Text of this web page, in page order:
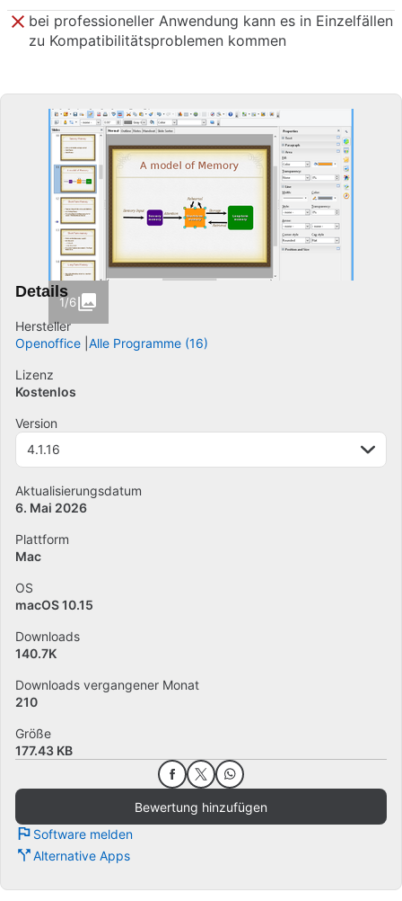
bei professioneller Anwendung kann es in Einzelfällen
zu Kompatibilitätsproblemen kommen
1/6
Details
Hersteller
Openoffice Alle Programme (16)
Lizenz
Kostenlos
Version
4.1.16
Aktualisierungsdatum
6. Mai 2026
Plattform
Mac
OS
macOS 10.15
Downloads
140.7K
Downloads vergangener Monat
210
Größe
177.43 KB
Bewertung hinzufügen
Software melden
Alternative Apps